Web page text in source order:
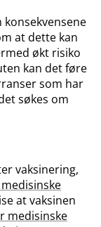
at dette kan
økt risiko
kan det føre
som har
søkes om
vaksinering,
at vaksinen
medisinske